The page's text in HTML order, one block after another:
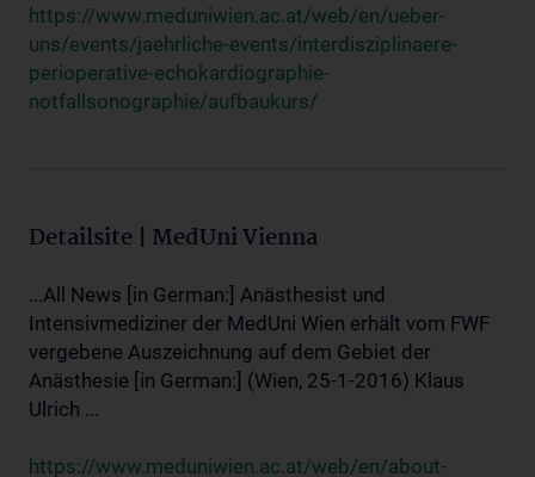
https://www.meduniwien.ac.at/web/en/ueber-
uns/events/jaehrliche-events/interdisziplinaere-
perioperative-echokardiographie-
notfallsonographie/aufbaukurs/
Detailsite | MedUni Vienna
...All News [in German:] Anästhesist und
Intensivmediziner der MedUni Wien erhält vom FWF
vergebene Auszeichnung auf dem Gebiet der
Anästhesie [in German:] (Wien, 25-1-2016) Klaus
Ulrich ...
https://www.meduniwien.ac.at/web/en/about-